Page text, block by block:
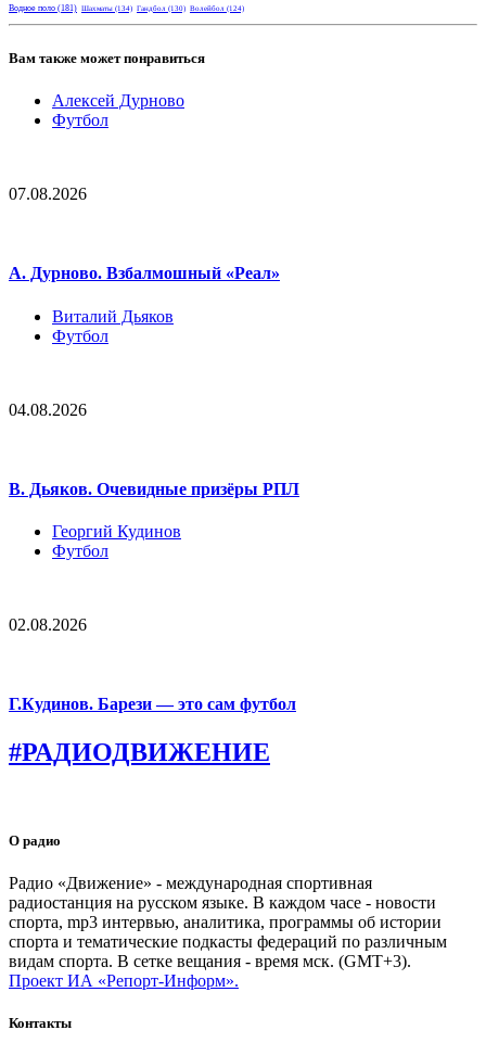
Водное поло (181) Шахматы (134) Гандбол (130) Волейбол (124)
Вам также может понравиться
Алексей Дурново
Футбол
07.08.2026
А. Дурново. Взбалмошный «Реал»
Виталий Дьяков
Футбол
04.08.2026
В. Дьяков. Очевидные призёры РПЛ
Георгий Кудинов
Футбол
02.08.2026
Г.Кудинов. Барези — это сам футбол
#РАДИОДВИЖЕНИЕ
О радио
Радио «Движение» - международная спортивная
радиостанция на русском языке. В каждом часе - новости
спорта, mp3 интервью, аналитика, программы об истории
спорта и тематические подкасты федераций по различным
видам спорта. В сетке вещания - время мск. (GMT+3).
Проект ИА «Репорт-Информ».
Контакты